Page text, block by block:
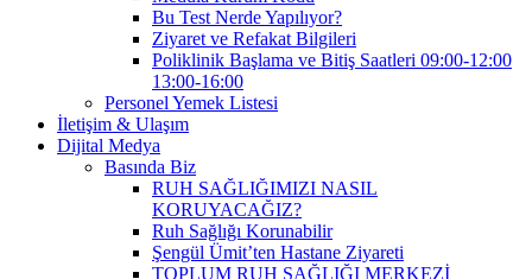
Bu Test Nerde Yapılıyor?
Ziyaret ve Refakat Bilgileri
Poliklinik Başlama ve Bitiş Saatleri 09:00-12:00
13:00-16:00
Personel Yemek Listesi
İletişim & Ulaşım
Dijital Medya
Basında Biz
RUH SAĞLIĞIMIZI NASIL
KORUYACAĞIZ?
Ruh Sağlığı Korunabilir
Şengül Ümit’ten Hastane Ziyareti
TOPLUM RUH SAĞLIĞI MERKEZİ